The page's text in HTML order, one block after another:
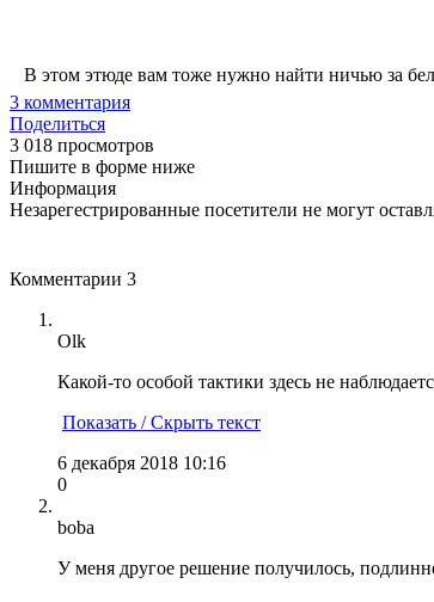
В этом этюде вам тоже нужно найти ничью за
3 комментария
Поделиться
3 018 просмотров
Пишите в форме ниже
Информация
Незарегестрированные посетители не могут
Комментарии 3
Olk
Какой-то особой тактики здесь не
Показать / Скрыть текст
6 декабря 2018 10:16
0
boba
У меня другое решение получилось,